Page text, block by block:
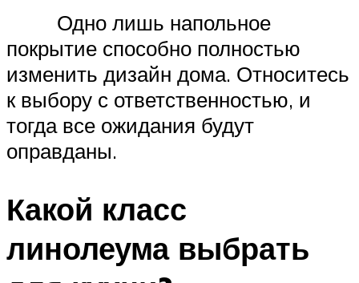
Одно лишь напольное
покрытие способно полностью
изменить дизайн дома. Относитесь
к выбору с ответственностью, и
тогда все ожидания будут
оправданы.
Какой класс
линолеума выбрать